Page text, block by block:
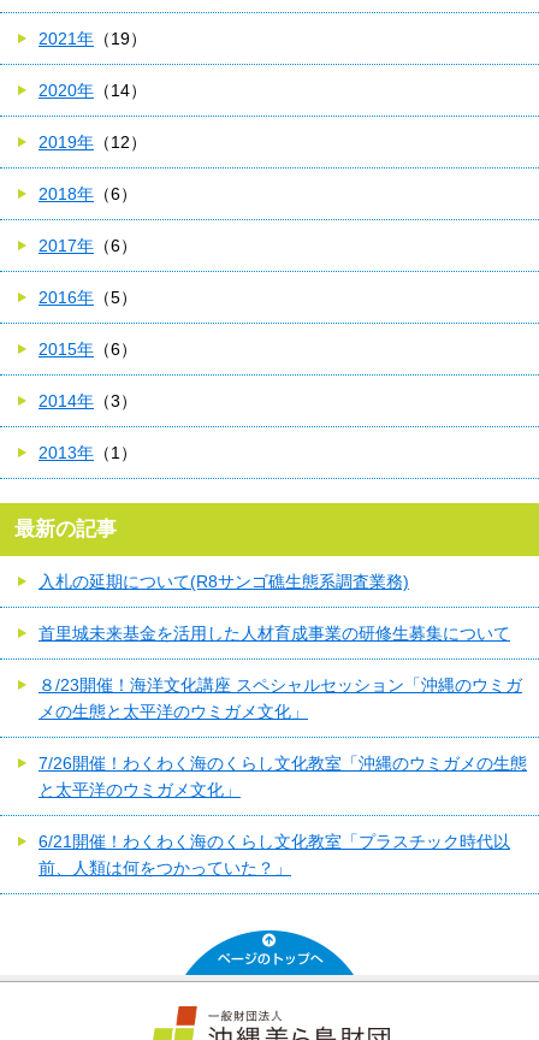
2021年 （19）
2020年 （14）
2019年 （12）
2018年 （6）
2017年 （6）
2016年 （5）
2015年 （6）
2014年 （3）
2013年 （1）
最新の記事
入札の延期について(R8サンゴ礁生態系調査業務)
首里城未来基金を活用した人材育成事業の研修生募集について
８/23開催！海洋文化講座 スペシャルセッション「沖縄のウミガ
メの生態と太平洋のウミガメ文化」
7/26開催！わくわく海のくらし文化教室「沖縄のウミガメの生態
と太平洋のウミガメ文化」
6/21開催！わくわく海のくらし文化教室「プラスチック時代以
前、人類は何をつかっていた？」